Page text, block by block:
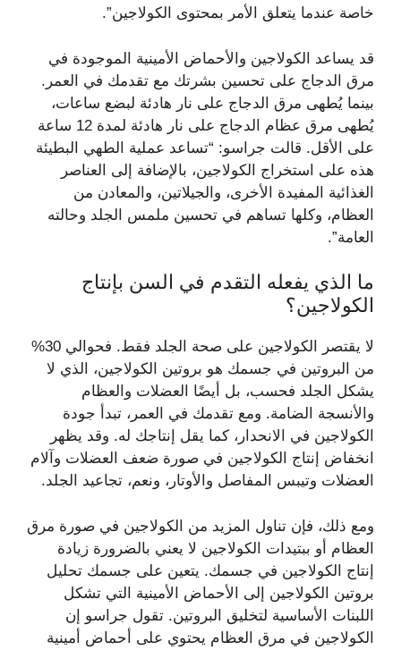
خاصة عندما يتعلق الأمر بمحتوى الكولاجين”.
قد يساعد الكولاجين والأحماض الأمينية الموجودة في
مرق الدجاج على تحسين بشرتك مع تقدمك في العمر.
بينما يُطهى مرق الدجاج على نار هادئة لبضع ساعات،
يُطهى مرق عظام الدجاج على نار هادئة لمدة 12 ساعة
على الأقل. قالت جراسو: “تساعد عملية الطهي البطيئة
هذه على استخراج الكولاجين، بالإضافة إلى العناصر
الغذائية المفيدة الأخرى، والجيلاتين، والمعادن من
العظام، وكلها تساهم في تحسين ملمس الجلد وحالته
العامة”.
ما الذي يفعله التقدم في السن بإنتاج
الكولاجين؟
لا يقتصر الكولاجين على صحة الجلد فقط. فحوالي 30%
من البروتين في جسمك هو بروتين الكولاجين، الذي لا
يشكل الجلد فحسب، بل أيضًا العضلات والعظام
والأنسجة الضامة. ومع تقدمك في العمر، تبدأ جودة
الكولاجين في الانحدار، كما يقل إنتاجك له. وقد يظهر
انخفاض إنتاج الكولاجين في صورة ضعف العضلات وآلام
العضلات وتيبس المفاصل والأوتار، ونعم، تجاعيد الجلد.
ومع ذلك، فإن تناول المزيد من الكولاجين في صورة مرق
العظام أو ببتيدات الكولاجين لا يعني بالضرورة زيادة
إنتاج الكولاجين في جسمك. يتعين على جسمك تحليل
بروتين الكولاجين إلى الأحماض الأمينية التي تشكل
اللبنات الأساسية لتخليق البروتين. تقول جراسو إن
الكولاجين في مرق العظام يحتوي على أحماض أمينية